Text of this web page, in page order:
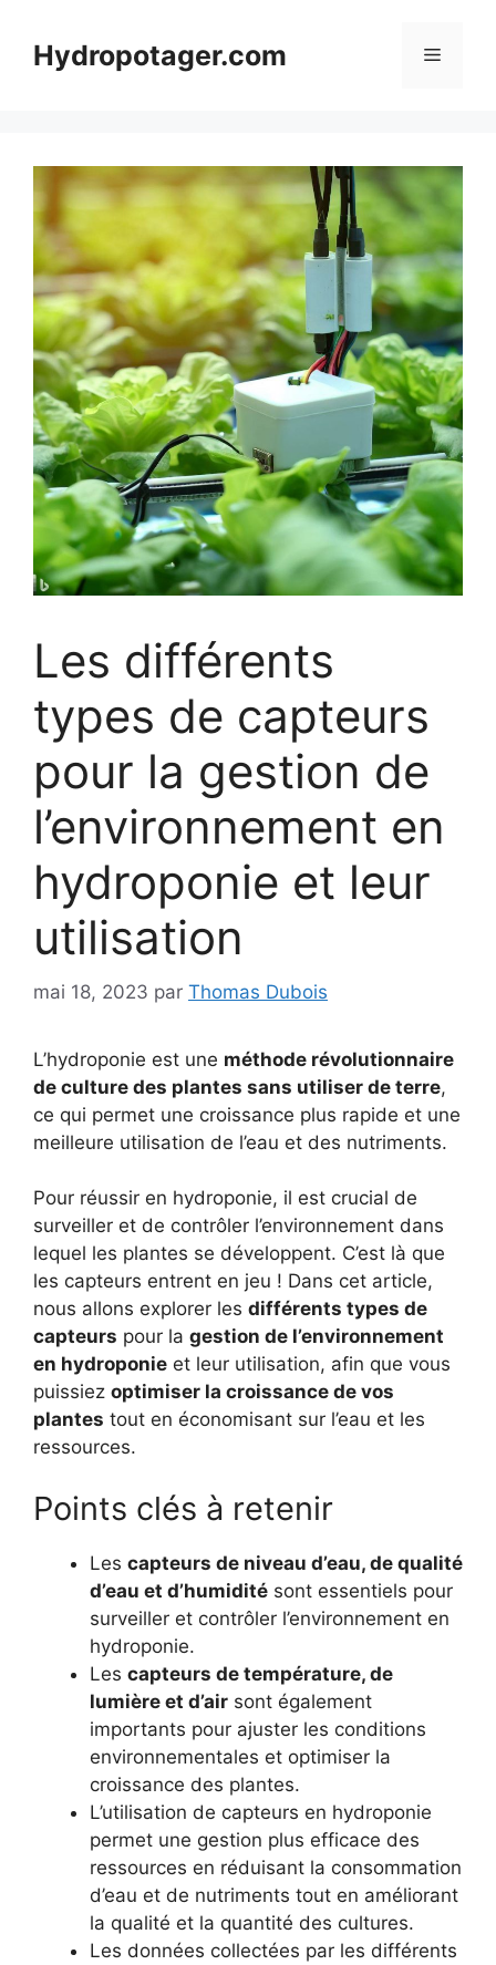
contenuHydropotager.com Menu
Les différents
types de capteurs
pour la gestion de
l’environnement en
hydroponie et leur
utilisation
mai 18, 2023 par Thomas Dubois
L’hydroponie est une méthode révolutionnaire
de culture des plantes sans utiliser de terre,
ce qui permet une croissance plus rapide et une
meilleure utilisation de l’eau et des nutriments.
Pour réussir en hydroponie, il est crucial de
surveiller et de contrôler l’environnement dans
lequel les plantes se développent. C’est là que
les capteurs entrent en jeu ! Dans cet article,
nous allons explorer les différents types de
capteurs pour la gestion de l’environnement
en hydroponie et leur utilisation, afin que vous
puissiez optimiser la croissance de vos
plantes tout en économisant sur l’eau et les
ressources.
Points clés à retenir
Les capteurs de niveau d’eau, de qualité
d’eau et d’humidité sont essentiels pour
surveiller et contrôler l’environnement en
hydroponie.
Les capteurs de température, de
lumière et d’air sont également
importants pour ajuster les conditions
environnementales et optimiser la
croissance des plantes.
L’utilisation de capteurs en hydroponie
permet une gestion plus efficace des
ressources en réduisant la consommation
d’eau et de nutriments tout en améliorant
la qualité et la quantité des cultures.
Les données collectées par les différents